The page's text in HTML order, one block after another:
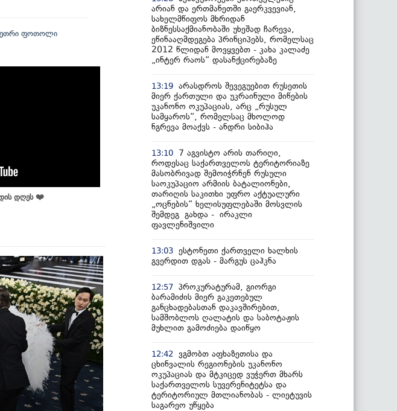
ფოთოლი
დღეს ❤️
არიან და ერთმანეთში გაერკვევიან,
სახელმწიფოს მხრიდან
ბიზნესსაქმიანობაში უხეშად ჩარევა,
ეწინააღმდეგება პრინციპებს, რომელსაც
2012 წლიდან მოვყვებთ - კახა კალაძე
„ინტერ რაოს“ დასანქცირებაზე
13:19 არასდროს შევეგუებით რუსეთის
მიერ ქართული და უკრაინული მიწების
უკანონო ოკუპაციას, არც „რუსულ
სამყაროს“, რომელსაც მხოლოდ
ნგრევა მოაქვს - ანდრი სიბიჰა
13:10
7 აგვისტო არის თარიღი,
როდესაც საქართველოს ტერიტორიაზე
მასობრივად შემოიჭრნენ რუსული
საოკუპაციო არმიის ბატალიონები,
თარიღის საკითხი უფრო აქტუალური
„ოცნების“ ხელისუფლებაში მოსვლის
შემდეგ გახდა - ირაკლი
ფავლენიშვილი
13:03 ესტონეთი ქართველი ხალხის
გვერდით დგას - მარგუს ცაჰკნა
12:57 პროკურატურამ, გიორგი
ბარამიძის მიერ გაკეთებულ
განცხადებასთან დაკავშირებით,
სამშობლოს ღალატის და საბოტაჟის
მუხლით გამოძიება დაიწყო
12:42
ვგმობთ აფხაზეთისა და
ცხინვალის რეგიონების უკანონო
ოკუპაციას და მტკიცედ ვუჭერთ მხარს
საქართველოს სუვერენიტეტსა და
ტერიტორიულ მთლიანობას - ლიეტუვის
საგარეო უწყება